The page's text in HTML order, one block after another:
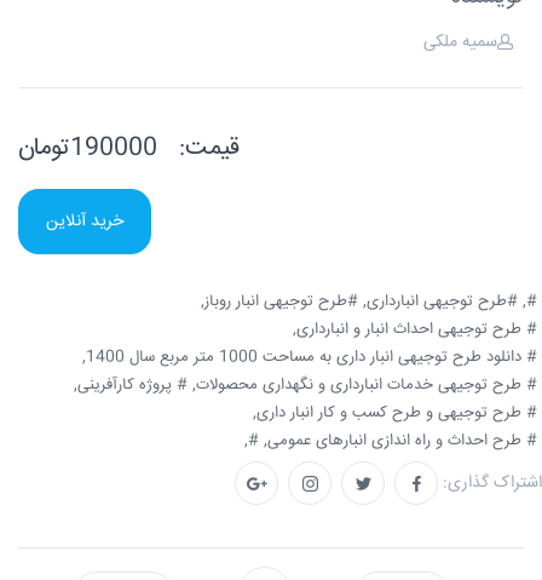
سمیه ملکی
قیمت:
خرید آنلاین
#, #طرح توجیهی انبارداری, #طرح توجیهی انبار روباز,
# طرح توجیهی احداث انبار و انبارداری,
# دانلود طرح توجیهی انبار داری به مساحت 1000 متر مربع سال 1400,
# طرح توجیهی خدمات انبارداری و نگهداری محصولات, # پروژه کارآفرینی,
# طرح توجیهی و طرح کسب و کار انبار داری,
# طرح احداث و راه اندازی انبارهای عمومی, #,
اشتراک گذاری: